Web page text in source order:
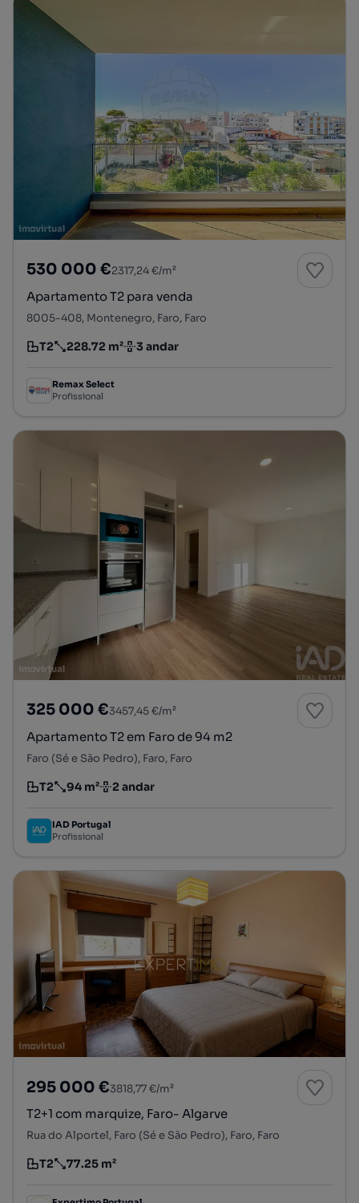
530 000 €2317,24 €/m²
Apartamento T2 para venda
8005-408, Montenegro, Faro, Faro
Tipologia
T2
Preço por metro quadrado
228.72 m²
Andar 3 andar
Remax Select
Profissional
325 000 €3457,45 €/m²
Apartamento T2 em Faro de 94 m2
Faro (Sé e São Pedro), Faro, Faro
Tipologia
T2
Preço por metro quadrado
94 m²
Andar 2 andar
IAD Portugal
Profissional
295 000 €3818,77 €/m²
T2+1 com marquize, Faro- Algarve
Rua do Alportel, Faro (Sé e São Pedro), Faro, Faro
Tipologia
T2
Preço por metro quadrado
77.25 m²